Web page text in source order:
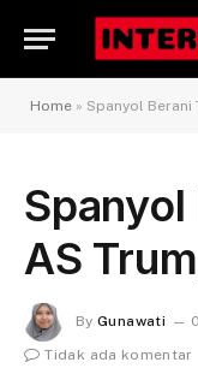
Home » Spanyol Berani
AS
By Gunawati
Tidak ada komentar